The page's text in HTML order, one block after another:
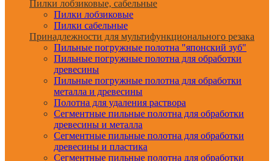
Пилки лобзиковые, сабельные
Пилки лобзиковые
Пилки сабельные
Принадлежности для мультифункционального резака
Пильные погружные полотна "японский зуб"
Пильные погружные полотна для обработки
древесины
Пильные погружные полотна для обработки
металла и древесины
Полотна для удаления раствора
Сегментные пильные полотна для обработки
древесины и металла
Сегментные пильные полотна для обработки
древесины и пластика
Сегментные пильные полотна для обработки